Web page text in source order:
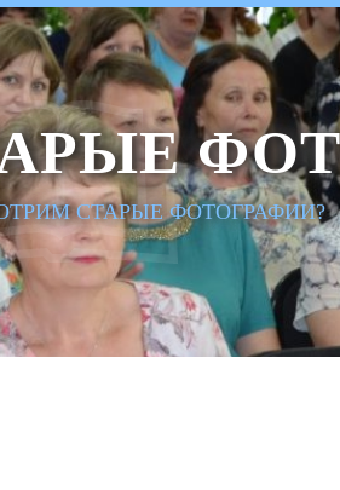
СТАРЫЕ ФОТОГРАФИИ?